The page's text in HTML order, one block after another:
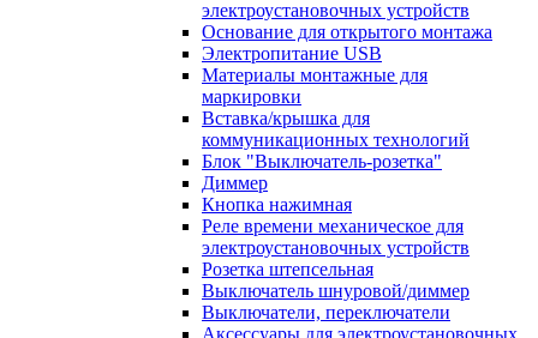
электроустановочных устройств
Основание для открытого монтажа
Электропитание USB
Материалы монтажные для
маркировки
Вставка/крышка для
коммуникационных технологий
Блок "Выключатель-розетка"
Диммер
Кнопка нажимная
Реле времени механическое для
электроустановочных устройств
Розетка штепсельная
Выключатель шнуровой/диммер
Выключатели, переключатели
Аксессуары для электроустановочных